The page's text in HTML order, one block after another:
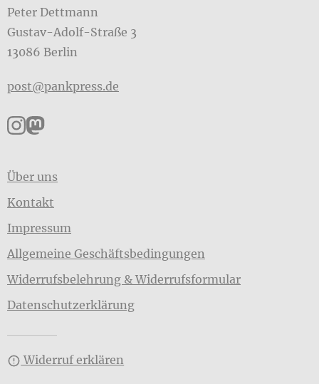
Peter Dettmann
Gustav-Adolf-Straße 3
13086 Berlin
post@pankpress.de
Pankpress auf Instagram
Pankpress auf Mastodon
Über uns
Kontakt
Impressum
Allgemeine Geschäftsbedingungen
Widerrufsbelehrung & Widerrufsformular
Datenschutzerklärung
Widerruf erklären